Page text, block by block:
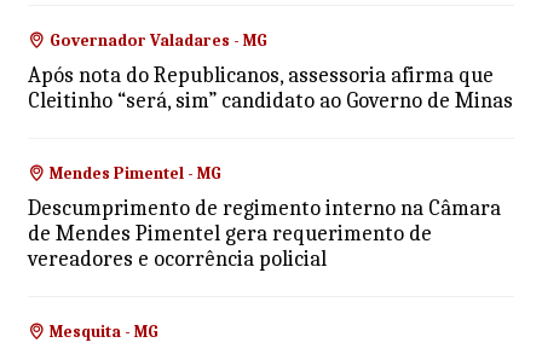
Governador Valadares - MG
Após nota do Republicanos, assessoria afirma que
Cleitinho “será, sim” candidato ao Governo de Minas
Mendes Pimentel - MG
Descumprimento de regimento interno na Câmara
de Mendes Pimentel gera requerimento de
vereadores e ocorrência policial
Mesquita - MG